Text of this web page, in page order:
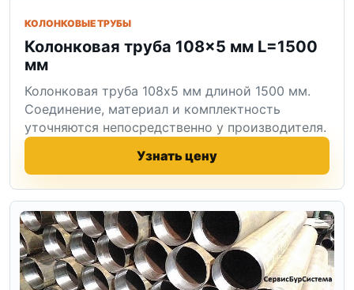
КОЛОНКОВЫЕ ТРУБЫ
Колонковая труба 108×5 мм L=1500
мм
Колонковая труба 108x5 мм длиной 1500 мм.
Соединение, материал и комплектность
уточняются непосредственно у производителя.
Узнать цену